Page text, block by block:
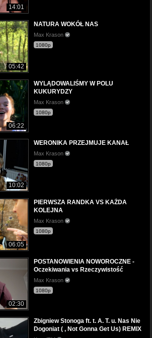
14:01
05:42
NATURA WOKÓŁ NAS
Max Krason
1080p
06:22
WYLĄDOWALIŚMY W POLU
KUKURYDZY
Max Krason
1080p
10:02
WERONIKA PRZEJMUJE KANAŁ
Max Krason
1080p
06:05
PIERWSZA RANDKA VS KAŻDA
KOLEJNA
Max Krason
1080p
02:30
POSTANOWIENIA NOWOROCZNE -
Oczekiwania vs Rzeczywistość
Max Krason
1080p
Zbigniew Stonoga ft. t. A. T. u. Nas Nie
Dogoniat ( , Not Gonna Get Us) REMIX